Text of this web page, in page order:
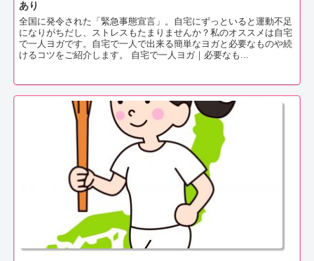
あり
全国に発令された「緊急事態宣言」。自宅にずっといると運動不足
になりがちだし、ストレスもたまりませんか？私のオススメは自宅
で一人ヨガです。自宅で一人で出来る簡単なヨガと必要なものや続
けるコツをご紹介します。 自宅で一人ヨガ｜必要なも...